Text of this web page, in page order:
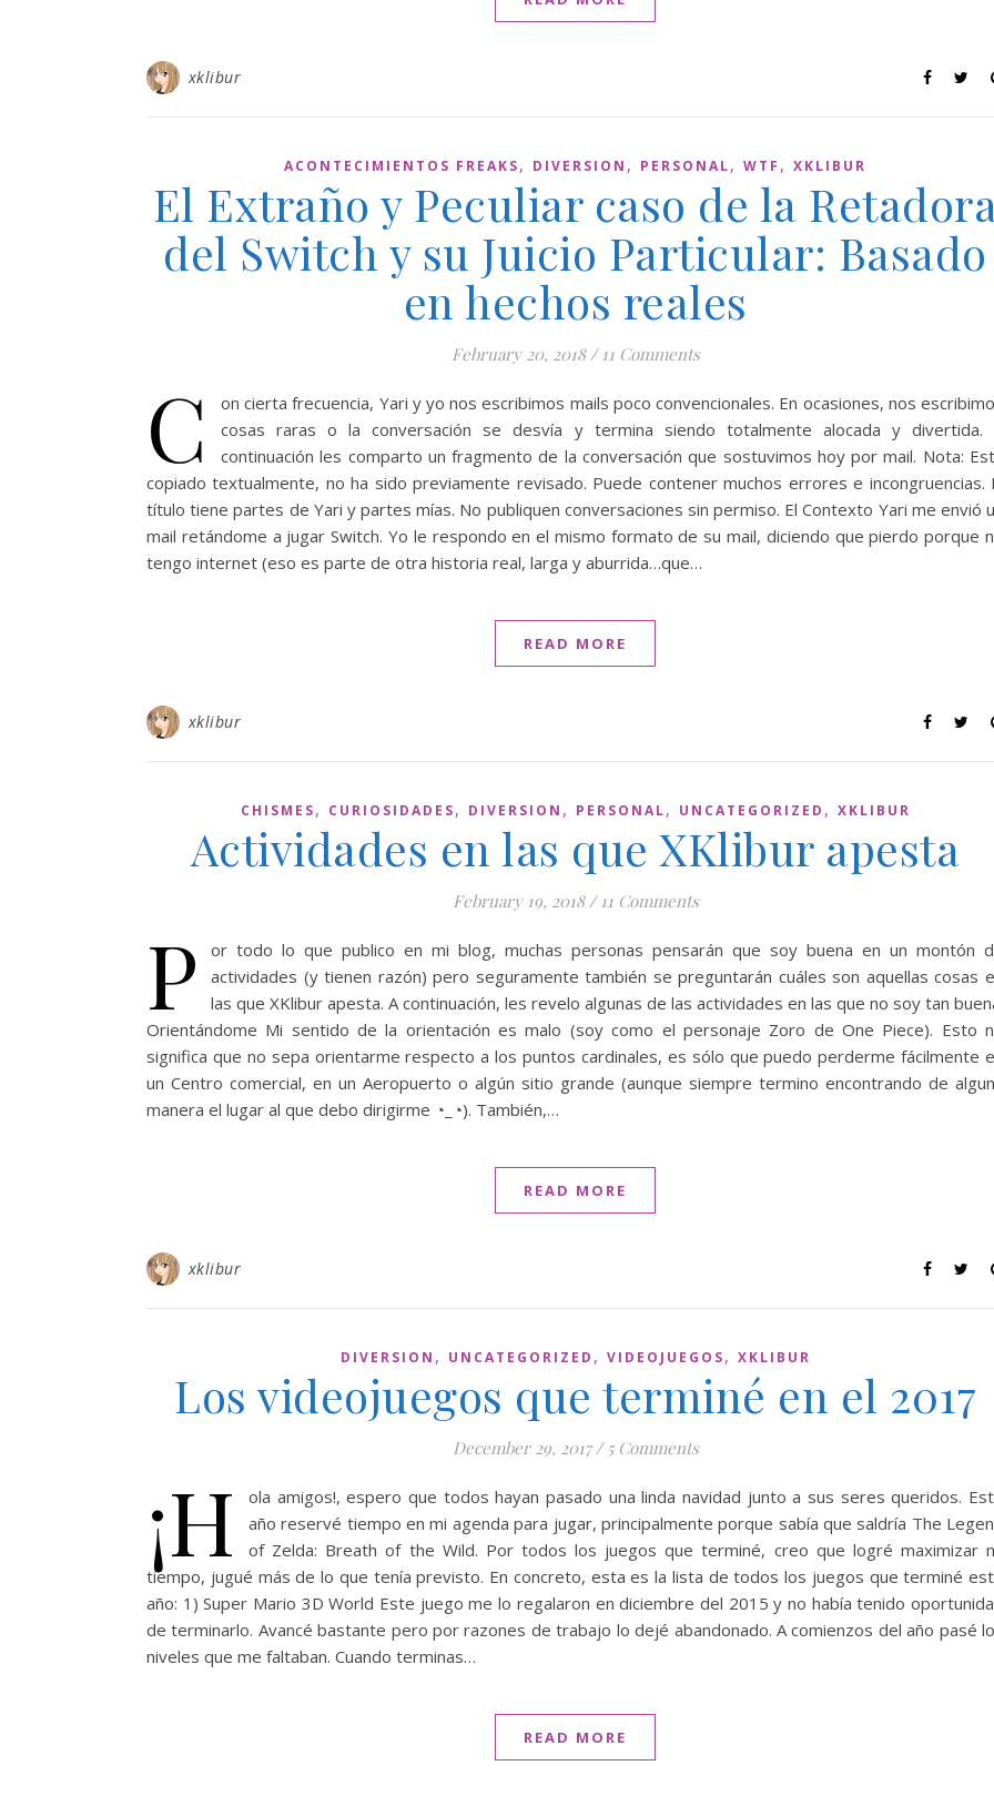
xklibur
ACONTECIMIENTOS FREAKS, DIVERSION , PERSONAL, WTF , XKLIBUR
El Extraño y Peculiar caso de la
del Switch y su Juicio Particular: Basado
en hechos reales
February 20, 2018 / 11 Comments
C
on cierta frecuencia, Yari y yo nos escribimos mails poco convencionales. En ocasiones, nos
cosas raras o la conversación se desvía y termina siendo totalmente alocada y divertida.
continuación les comparto un fragmento de la conversación que sostuvimos hoy por mail. Nota:
copiado textualmente, no ha sido previamente revisado. Puede contener muchos errores e incongruencias.
título tiene partes de Yari y partes mías. No publiquen conversaciones sin permiso. El Contexto Yari me envió
mail retándome a jugar Switch. Yo le respondo en el mismo formato de su mail, diciendo que pierdo porque
tengo internet (eso es parte de otra historia real, larga y aburrida…que…
READ MORE
xklibur
CHISMES, CURIOSIDADES, DIVERSION , PERSONAL, UNCATEGORIZED , XKLIBUR
Actividades en las que XKlibur apesta
February 19, 2018 / 11 Comments
P
or todo lo que publico en mi blog, muchas personas pensarán que soy buena en un montón
actividades (y tienen razón) pero seguramente también se preguntarán cuáles son aquellas cosas
las que XKlibur apesta. A continuación, les revelo algunas de las actividades en las que no soy tan
Orientándome Mi sentido de la orientación es malo (soy como el personaje Zoro de One Piece). Esto
significa que no sepa orientarme respecto a los puntos cardinales, es sólo que puedo perderme fácilmente
un Centro comercial, en un Aeropuerto o algún sitio grande (aunque siempre termino encontrando de
manera el lugar al que debo dirigirme ◔_◔). También,…
READ MORE
xklibur
DIVERSION , UNCATEGORIZED , VIDEOJUEGOS, XKLIBUR
Los videojuegos que terminé en el 2017
December 29, 2017 / 5 Comments
¡H
ola amigos!, espero que todos hayan pasado una linda navidad junto a sus seres queridos.
año reservé tiempo en mi agenda para jugar, principalmente porque sabía que saldría The
of Zelda: Breath of the Wild. Por todos los juegos que terminé, creo que logré maximizar
tiempo, jugué más de lo que tenía previsto. En concreto, esta es la lista de todos los juegos que terminé
año: 1) Super Mario 3D World Este juego me lo regalaron en diciembre del 2015 y no había tenido
de terminarlo. Avancé bastante pero por razones de trabajo lo dejé abandonado. A comienzos del año pasé
niveles que me faltaban. Cuando terminas…
READ MORE